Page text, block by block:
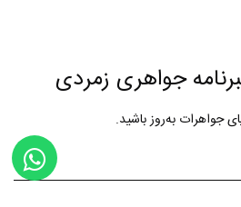
جواهری زمردی
جواهرات به‌روز باشید.